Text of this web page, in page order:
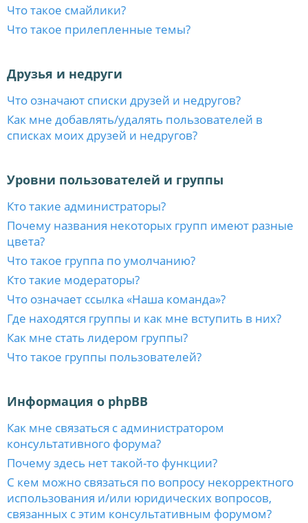
Что такое смайлики?
Что такое прилепленные темы?
Друзья и недруги
Что означают списки друзей и недругов?
Как мне добавлять/удалять пользователей в
списках моих друзей и недругов?
Уровни пользователей и группы
Кто такие администраторы?
Почему названия некоторых групп имеют разные
цвета?
Что такое группа по умолчанию?
Кто такие модераторы?
Что означает ссылка «Наша команда»?
Где находятся группы и как мне вступить в них?
Как мне стать лидером группы?
Что такое группы пользователей?
Информация о phpBB
Как мне связаться с администратором
консультативного форума?
Почему здесь нет такой-то функции?
С кем можно связаться по вопросу некорректного
использования и/или юридических вопросов,
связанных с этим консультативным форумом?